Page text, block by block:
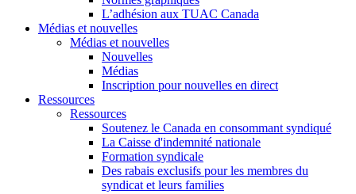
L’adhésion aux TUAC Canada
Médias et nouvelles
Médias et nouvelles
Nouvelles
Médias
Inscription pour nouvelles en direct
Ressources
Ressources
Soutenez le Canada en consommant syndiqué
La Caisse d'indemnité nationale
Formation syndicale
Des rabais exclusifs pour les membres du
syndicat et leurs families